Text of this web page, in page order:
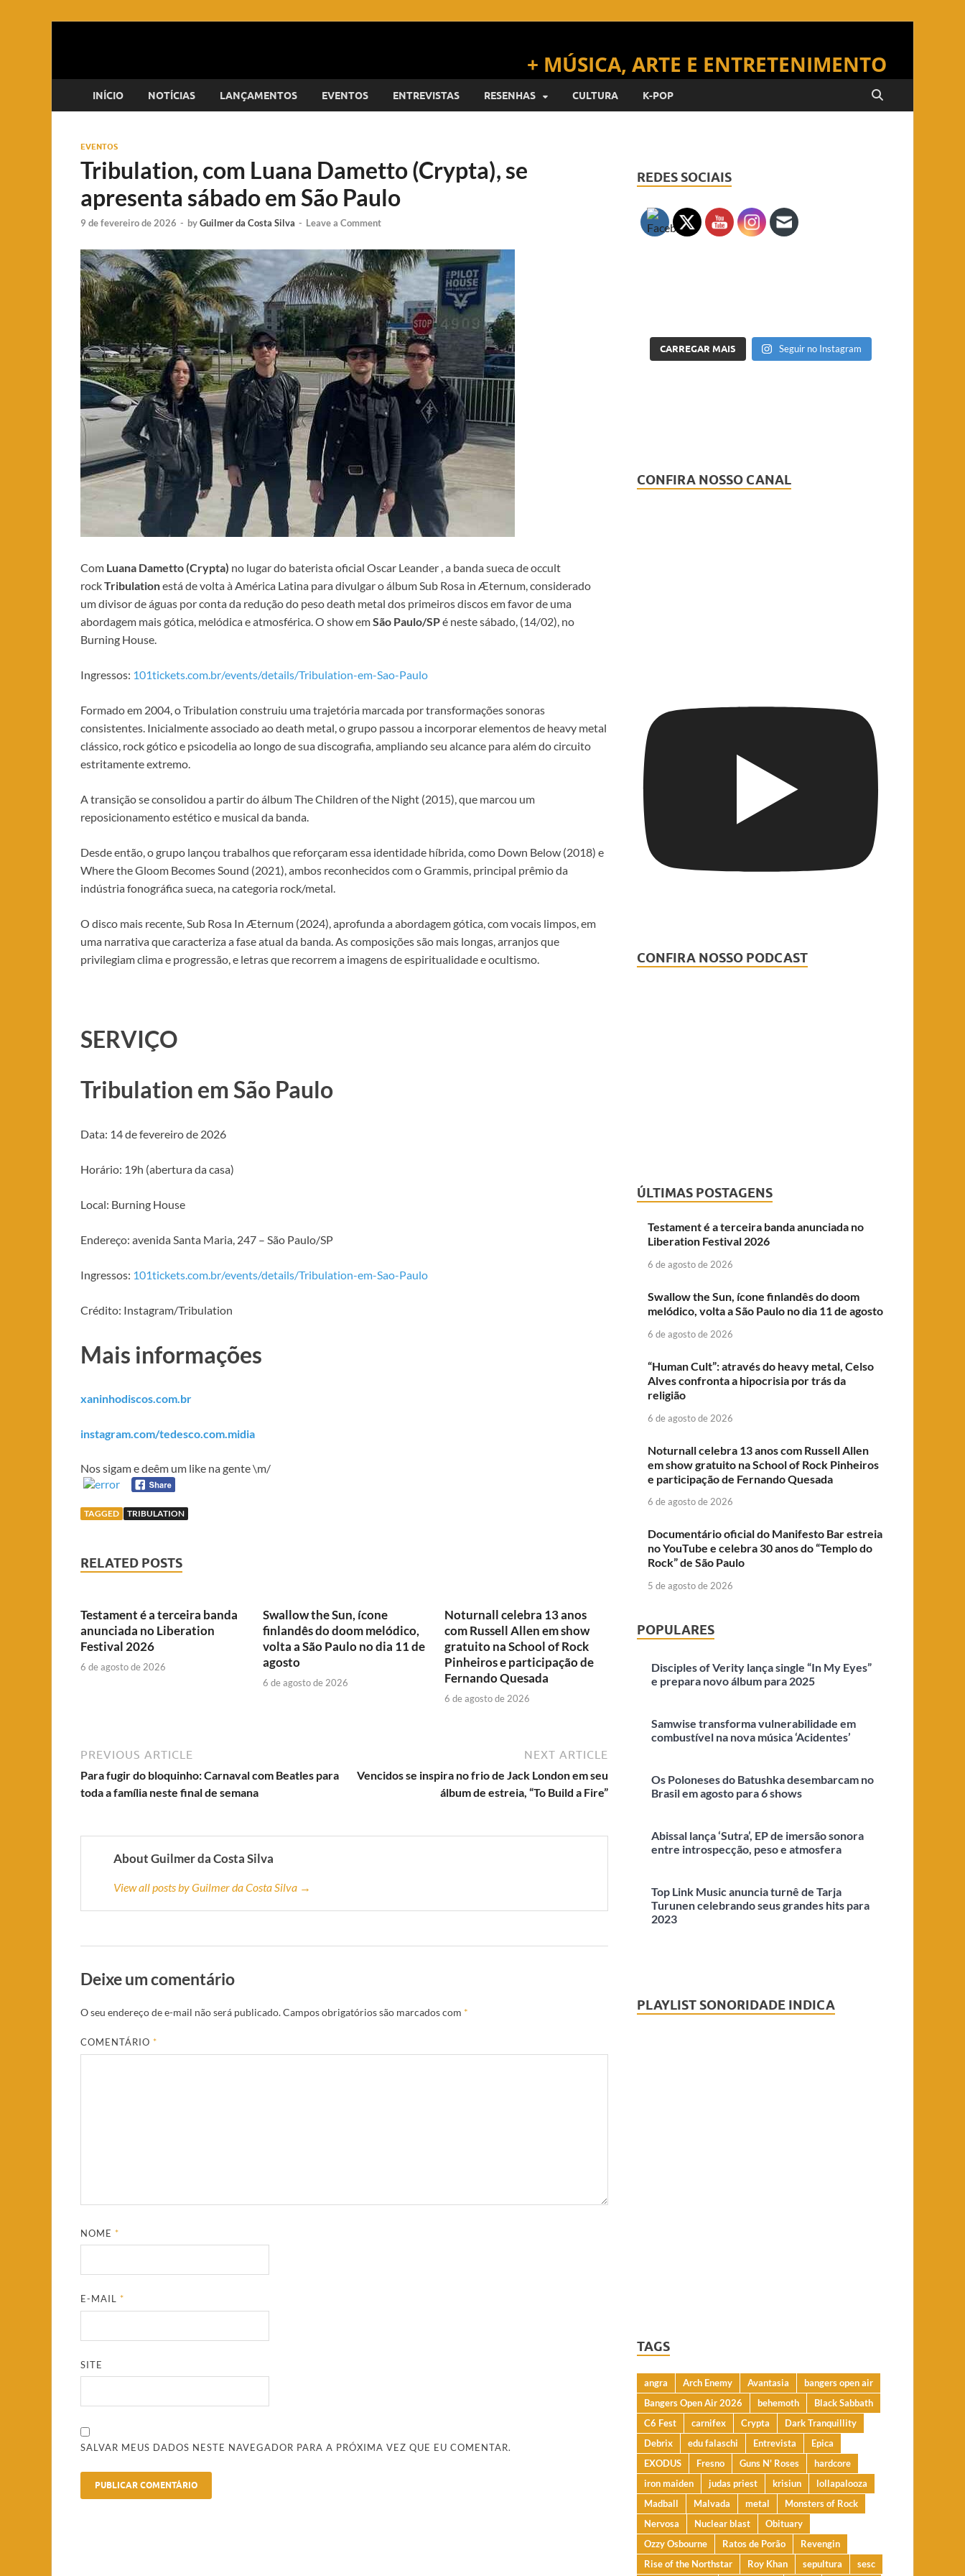
INÍCIO NOTÍCIAS LANÇAMENTOS EVENTOS ENTREVISTAS RESENHAS CULTURA K-POP
EVENTOS
Tribulation, com Luana Dametto (Crypta), se
apresenta sábado em São Paulo
9 de fevereiro de 2026 - byGuilmer da Costa Silva - Leave a Comment
Com Luana Dametto (Crypta) no lugar do baterista oficial Oscar Leander , a banda sueca de occult
rockTribulationestá de volta à América Latina para divulgar o álbum Sub Rosa in Æternum, considerado
um divisor de águas por conta da redução do peso death metal dos primeiros discos em favor de uma
abordagem mais gótica, melódica e atmosférica. O show emSão Paulo/SPé neste sábado, (14/02), no
Burning House.
Ingressos: 101tickets.com.br/events/details/Tribulation-em-Sao-Paulo
Formado em 2004, o Tribulation construiu uma trajetória marcada por transformações sonoras
consistentes. Inicialmente associado ao death metal, o grupo passou a incorporar elementos de heavy metal
clássico, rock gótico e psicodelia ao longo de sua discografia, ampliando seu alcance para além do circuito
estritamente extremo.
A transição se consolidou a partir do álbum The Children of the Night (2015), que marcou um
reposicionamento estético e musical da banda.
Desde então, o grupo lançou trabalhos que reforçaram essa identidade híbrida, como Down Below (2018) e
Where the Gloom Becomes Sound (2021), ambos reconhecidos com o Grammis, principal prêmio da
indústria fonográfica sueca, na categoria rock/metal.
O disco mais recente, Sub Rosa In Æternum (2024), aprofunda a abordagem gótica, com vocais limpos, em
uma narrativa que caracteriza a fase atual da banda. As composições são mais longas, arranjos que
privilegiam clima e progressão, e letras que recorrem a imagens de espiritualidade e ocultismo.
SERVIÇO
Tribulation em São Paulo
Data: 14 de fevereiro de 2026
Horário: 19h (abertura da casa)
Local: Burning House
Endereço: avenida Santa Maria, 247 – São Paulo/SP
Ingressos: 101tickets.com.br/events/details/Tribulation-em-Sao-Paulo
Crédito: Instagram/Tribulation
Mais informações
xaninhodiscos.com.br
instagram.com/tedesco.com.midia
Nos sigam e deêm um like na gente \m/
TAGGED TRIBULATION
RELATED POSTS
Testament é a terceira banda
anunciada no Liberation
Festival 2026
6 de agosto de 2026
Swallow the Sun, ícone
finlandês do doom melódico,
volta a São Paulo no dia 11 de
agosto
6 de agosto de 2026
Noturnall celebra 13 anos
com Russell Allen em show
gratuito na School of Rock
Pinheiros e participação de
Fernando Quesada
6 de agosto de 2026
PREVIOUS ARTICLE
Para fugir do bloquinho: Carnaval com Beatles para
toda a família neste final de semana
NEXT ARTICLE
Vencidos se inspira no frio de Jack London em seu
álbum de estreia, “To Build a Fire”
About Guilmer da Costa Silva
View all posts by Guilmer da Costa Silva →
Deixe um comentário
O seu endereço de e-mail não será publicado.Campos obrigatórios são marcados com *
COMENTÁRIO*
NOME*
E-MAIL*
SITE
SALVAR MEUS DADOS NESTE NAVEGADOR PARA A PRÓXIMA VEZ QUE EU COMENTAR.
REDES SOCIAIS
CARREGAR MAIS Seguir no Instagram
CONFIRA NOSSO CANAL
CONFIRA NOSSO PODCAST
ÚLTIMAS POSTAGENS
Testament é a terceira banda anunciada no
Liberation Festival 2026
6 de agosto de 2026
Swallow the Sun, ícone finlandês do doom
melódico, volta a São Paulo no dia 11 de agosto
6 de agosto de 2026
“Human Cult”: através do heavy metal, Celso
Alves confronta a hipocrisia por trás da
religião
6 de agosto de 2026
Noturnall celebra 13 anos com Russell Allen
em show gratuito na School of Rock Pinheiros
e participação de Fernando Quesada
6 de agosto de 2026
Documentário oficial do Manifesto Bar estreia
no YouTube e celebra 30 anos do “Templo do
Rock” de São Paulo
5 de agosto de 2026
POPULARES
Disciples of Verity lança single “In My Eyes”
e prepara novo álbum para 2025
Samwise transforma vulnerabilidade em
combustível na nova música ‘Acidentes’
Os Poloneses do Batushka desembarcam no
Brasil em agosto para 6 shows
Abissal lança ‘Sutra’, EP de imersão sonora
entre introspecção, peso e atmosfera
Top Link Music anuncia turnê de Tarja
Turunen celebrando seus grandes hits para
2023
PLAYLIST SONORIDADE INDICA
TAGS
angra Arch Enemy Avantasia
bangers open air
Bangers Open Air 2026
behemoth
Black Sabbath
C6 Fest
carnifex Crypta
Dark Tranquillity
Debrix
edu falaschi Entrevista
Epica
EXODUS
Fresno Guns N' Roses
hardcore
iron maiden
judas priest krisiun
lollapalooza
Madball
Malvada metal
Monsters of Rock
Nervosa
Nuclear blast
Obituary
Ozzy Osbourne
Ratos de Porão
Revengin
Rise of the Northstar
Roy Khan sepultura sesc